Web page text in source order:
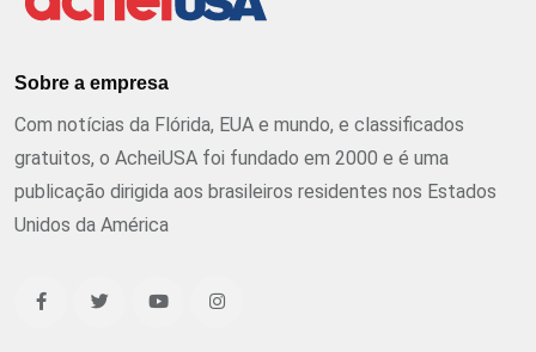
Sobre a empresa
Com notícias da Flórida, EUA e mundo, e classificados
gratuitos, o AcheiUSA foi fundado em 2000 e é uma
publicação dirigida aos brasileiros residentes nos Estados
Unidos da América